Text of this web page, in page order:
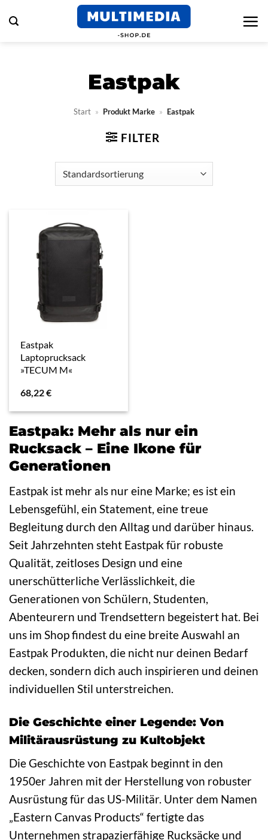
Inhalt
Eastpak
Start » Produkt Marke » Eastpak
FILTER
Eastpak
Laptoprucksack
»TECUM M«
68,22€
Eastpak: Mehr als nur ein
Rucksack – Eine Ikone für
Generationen
Eastpak ist mehr als nur eine Marke; es ist ein
Lebensgefühl, ein Statement, eine treue
Begleitung durch den Alltag und darüber hinaus.
Seit Jahrzehnten steht Eastpak für robuste
Qualität, zeitloses Design und eine
unerschütterliche Verlässlichkeit, die
Generationen von Schülern, Studenten,
Abenteurern und Trendsettern begeistert hat. Bei
uns im Shop findest du eine breite Auswahl an
Eastpak Produkten, die nicht nur deinen Bedarf
decken, sondern dich auch inspirieren und deinen
individuellen Stil unterstreichen.
Die Geschichte einer Legende: Von
Militärausrüstung zu Kultobjekt
Die Geschichte von Eastpak beginnt in den
1950er Jahren mit der Herstellung von robuster
Ausrüstung für das US-Militär. Unter dem Namen
„Eastern Canvas Products“ fertigte das
Unternehmen strapazierfähige Rucksäcke und